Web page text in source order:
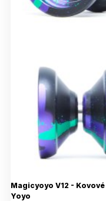
Magicyoyo V12 - Kovové
Yoyo